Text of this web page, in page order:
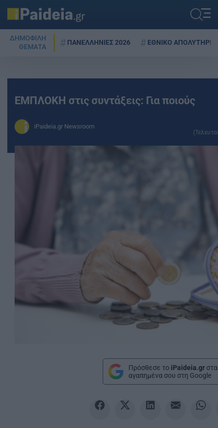
ΔΗΜΟΦΙΛΗ
ΘΕΜΑΤΑ
ΠΑΝΕΛΛΗΝΙΕΣ 2026 ΕΘΝΙΚΟ ΑΠΟΛΥΤΗΡΙΟ
ΕΜΠΛΟΚΗ στις συντάξεις: Για ποιούς
iPaideia.gr Newsroom
Πρόσθεσε το iPaideia.gr στα
αγαπημένα σου στη Google